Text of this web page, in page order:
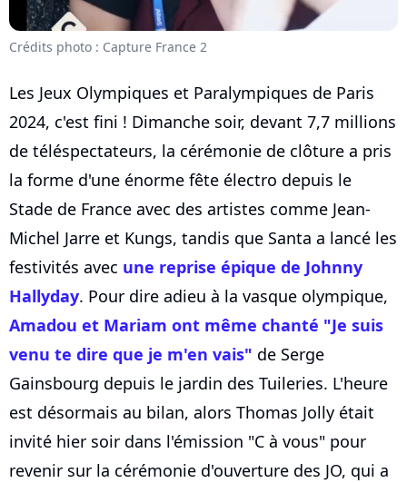
Crédits photo : Capture France 2
Les Jeux Olympiques et Paralympiques de Paris
2024, c'est fini ! Dimanche soir, devant 7,7 millions
de téléspectateurs, la cérémonie de clôture a pris
la forme d'une énorme fête électro depuis le
Stade de France avec des artistes comme Jean-
Michel Jarre et Kungs, tandis que Santa a lancé les
festivités avec une reprise épique de Johnny
Hallyday. Pour dire adieu à la vasque olympique,
Amadou et Mariam ont même chanté "Je suis
venu te dire que je m'en vais" de Serge
Gainsbourg depuis le jardin des Tuileries. L'heure
est désormais au bilan, alors Thomas Jolly était
invité hier soir dans l'émission "C à vous" pour
revenir sur la cérémonie d'ouverture des JO, qui a